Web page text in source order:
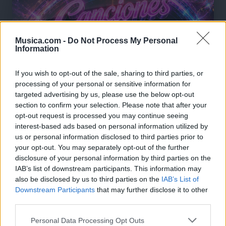
Musica.com - Do Not Process My Personal
Information
If you wish to opt-out of the sale, sharing to third parties, or
processing of your personal or sensitive information for
targeted advertising by us, please use the below opt-out
section to confirm your selection. Please note that after your
opt-out request is processed you may continue seeing
interest-based ads based on personal information utilized by
us or personal information disclosed to third parties prior to
your opt-out. You may separately opt-out of the further
disclosure of your personal information by third parties on the
IAB’s list of downstream participants. This information may
also be disclosed by us to third parties on the IAB’s List of
Downstream Participants that may further disclose it to other
Personal Data Processing Opt Outs
🪐🚀 Canciones para Ver las Estrellas:
Psicodelia y Space Rock 🎸✨
🌌🚀 Viaje intergaláctico: la mejor selección de
tus noches de astronomía. 🪐🎸 Desconecta, mira
esta colección para tu próxima noche estrellada!